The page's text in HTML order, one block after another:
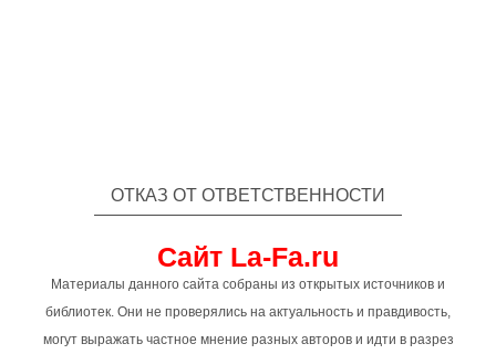
ОТКАЗ ОТ ОТВЕТСТВЕННОСТИ
Сайт La-Fa.ru
Материалы данного сайта собраны из открытых источников и
библиотек. Они не проверялись на актуальность и правдивость,
могут выражать частное мнение разных авторов и идти в разрез